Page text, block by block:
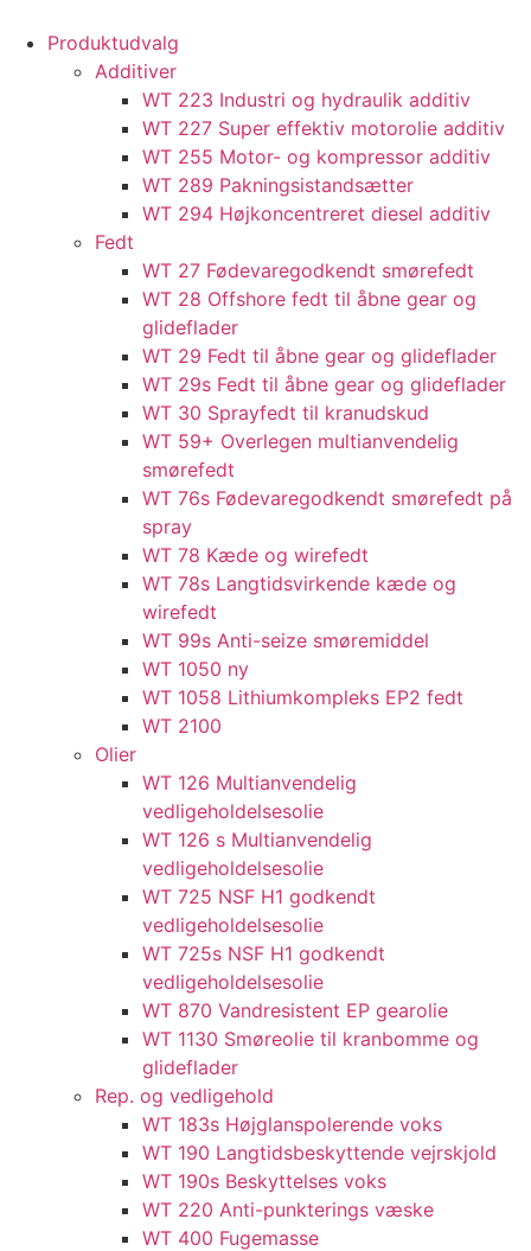
Produktudvalg
Additiver
WT 223 Industri og hydraulik additiv
WT 227 Super effektiv motorolie additiv
WT 255 Motor- og kompressor additiv
WT 289 Pakningsistandsætter
WT 294 Højkoncentreret diesel additiv
Fedt
WT 27 Fødevaregodkendt smørefedt
WT 28 Offshore fedt til åbne gear og
glideflader
WT 29 Fedt til åbne gear og glideflader
WT 29s Fedt til åbne gear og glideflader
WT 30 Sprayfedt til kranudskud
WT 59+ Overlegen multianvendelig
smørefedt​​
WT 76s Fødevaregodkendt smørefedt på
spray​
WT 78 Kæde og wirefedt​
WT 78s Langtidsvirkende kæde og
wirefedt​
WT 99s Anti-seize smøremiddel​
WT 1050 ny
WT 1058 Lithiumkompleks EP2 fedt​
WT 2100
Olier
WT 126 Multianvendelig
vedligeholdelsesolie
WT 126 s Multianvendelig
vedligeholdelsesolie
WT 725 NSF H1 godkendt
vedligeholdelsesolie​
WT 725s NSF H1 godkendt
vedligeholdelsesolie​
WT 870 Vandresistent EP gearolie​
WT 1130 Smøreolie til kranbomme og
glideflader​
Rep. og vedligehold
WT 183s Højglanspolerende voks
WT 190 Langtidsbeskyttende vejrskjold​
WT 190s Beskyttelses voks​
WT 220 Anti-punkterings væske
WT 400 Fugemasse